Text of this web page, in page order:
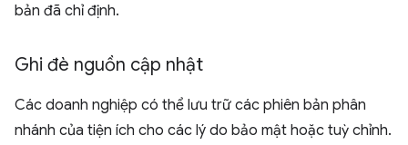
bản đã chỉ định.
Ghi đè nguồn cập nhật
Các doanh nghiệp có thể lưu trữ các phiên bản phân
nhánh của tiện ích cho các lý do bảo mật hoặc tuỳ chỉnh.